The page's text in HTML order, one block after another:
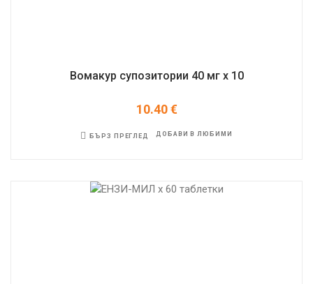
Вомакур супозитории 40 мг x 10
10.40€
БЪРЗ ПРЕГЛЕД ДОБАВИ В ЛЮБИМИ